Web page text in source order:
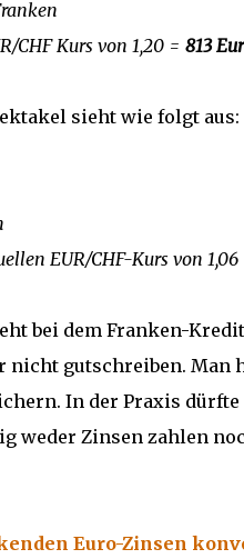
CHF Kurs von 1,20 = 813
sieht wie folgt aus:
EUR/CHF-Kurs von 1,06
bei dem Franken-
nicht gutschreiben.
In der Praxis
weder Zinsen zahlen
Euro-Zinsen